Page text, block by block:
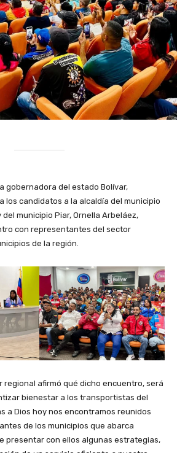
gobernadora del estado Bolívar,
los candidatos a la alcaldía del municipio
municipio Piar, Ornella Arbeláez,
con representantes del sector
de la región.
regional afirmó qué dicho encuentro, será
bienestar a los transportistas del
a Dios hoy nos encontramos reunidos
de los municipios que abarca
presentar con ellos algunas estrategias,